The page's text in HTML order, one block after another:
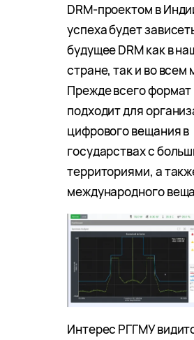
DRM-проектом в
успеха будет
будущее DRM как в
стране, так и во всем
Прежде всего формат
подходит для
цифрового вещания в
государствах с
территориями, а
международного
Интерес РГГМУ